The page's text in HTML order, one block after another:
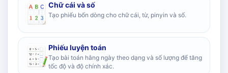
Chữ cái và số
Tạo phiếu bốn dòng cho chữ cái, từ, pinyin và số.
Phiếu luyện toán
Tạo bài toán hằng ngày theo dạng và số lượng để tăng
tốc độ và độ chính xác.